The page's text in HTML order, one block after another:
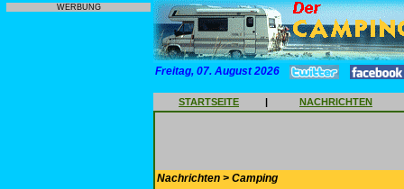
WERBUNG
Freitag, 07. August 2026
STARTSEITE | NACHRICHTEN
Nachrichten > Camping